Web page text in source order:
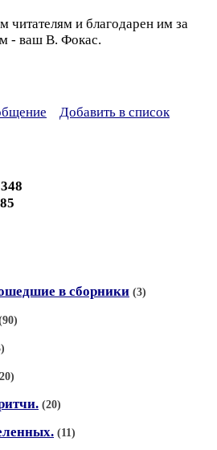
читателям и благодарен им за
- ваш В. Фокас.
Добавить в список
348
85
в сборники (3)
(20)
(11)